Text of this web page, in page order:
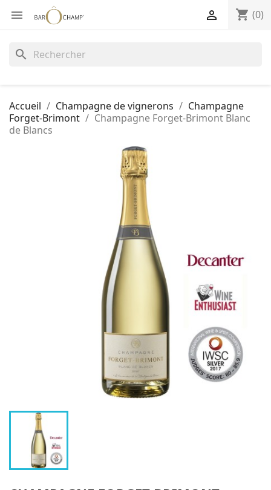
 shopping_cart (0)

search
Accueil Champagne de vignerons
Champagne
Forget-Brimont
Champagne Forget-Brimont Blanc
de Blancs